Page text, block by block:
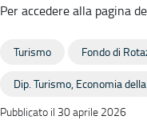
Per accedere alla pagina
Turismo Fondo di
Dip. Turismo, Economia
Pubblicato il 30 aprile 2026